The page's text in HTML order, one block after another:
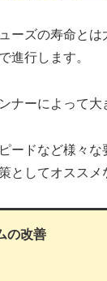
ーズの寿命とは
進行します。
ナーによって大
ードなど様々な
としてオススメ
の改善